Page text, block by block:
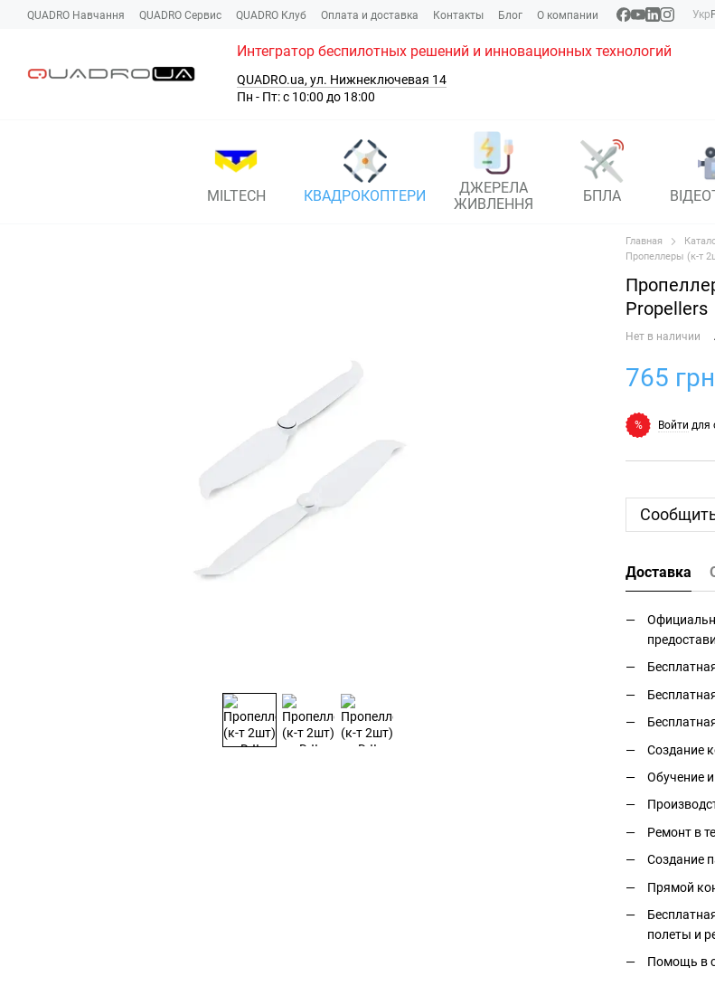
Перейти к основному контенту
QUADRO Навчання QUADRO Сервис QUADRO Клуб Оплата и доставка Контакты Блог О компании Укр
Интегратор беспилотных решений и инновационных технологий
QUADRO.ua, ул. Нижнеключевая 14
Пн - Пт: с 10:00 до 18:00
MILTECH КВАДРОКОПТЕРИ
ДЖЕРЕЛА
ЖИВЛЕННЯ
БПЛА
Главная
Пропеллеры (к-т
Propellers
Нет в наличии
765
% Войти для
Доставка
Создание
Обучение
Ремонт в
Создание
Прямой
полеты и
Помощь в